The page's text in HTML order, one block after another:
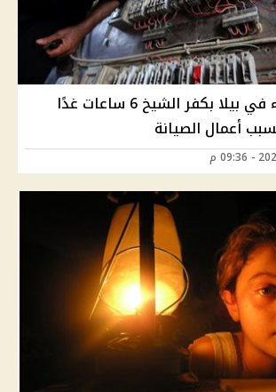
انقطاع الكهرباء في بيلا بكفر الشيخ 6 ساعات غدًا